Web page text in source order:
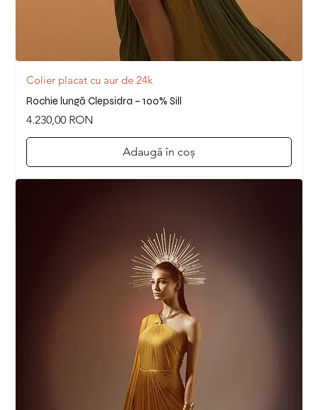
Colier placat cu aur de 24k
Rochie lungă Clepsidra – 100% Sill
Preț
4.230,00 RON
Adaugă în coș